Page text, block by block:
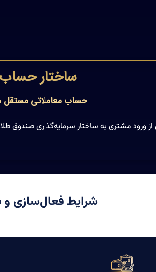
ساختار حساب
حساب معاملاتی مستقل
ورود مشتری به ساختار سرمایه‌گذاری صندوق
شرایط فعال‌سازی